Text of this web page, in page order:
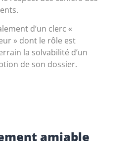
d’un clerc «
» dont le rôle est
la solvabilité d’un
de son dossier.
amiable